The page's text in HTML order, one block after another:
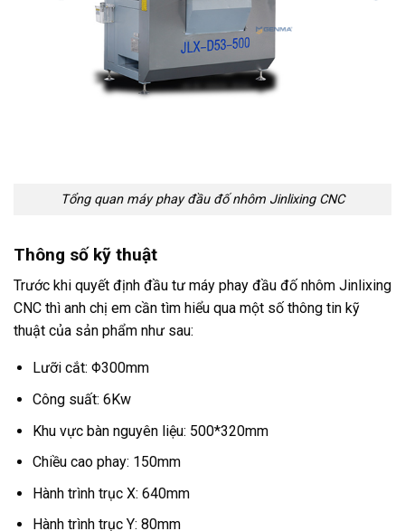
Tổng quan máy phay đầu đố nhôm Jinlixing CNC
Thông số kỹ thuật
Trước khi quyết định đầu tư máy phay đầu đố nhôm Jinlixing
CNC thì anh chị em cần tìm hiểu qua một số thông tin kỹ
thuật của sản phẩm như sau:
Lưỡi cắt: Φ300mm
Công suất: 6Kw
Khu vực bàn nguyên liệu: 500*320mm
Chiều cao phay: 150mm
Hành trình trục X: 640mm
Hành trình trục Y: 80mm